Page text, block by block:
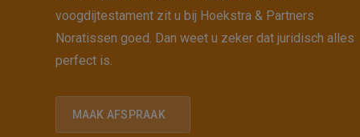
voogdijtestament zit u bij Hoekstra & Partners
Noratissen goed. Dan weet u zeker dat juridisch alles
perfect is.
MAAK AFSPRAAK